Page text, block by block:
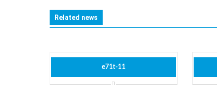
Related news
e71t-11